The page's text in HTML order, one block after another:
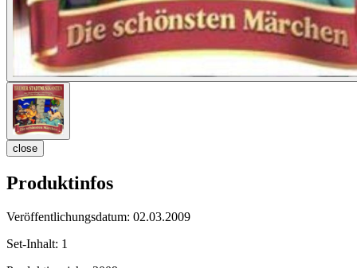
close
Produktinfos
Veröffentlichungsdatum: 02.03.2009
Set-Inhalt: 1